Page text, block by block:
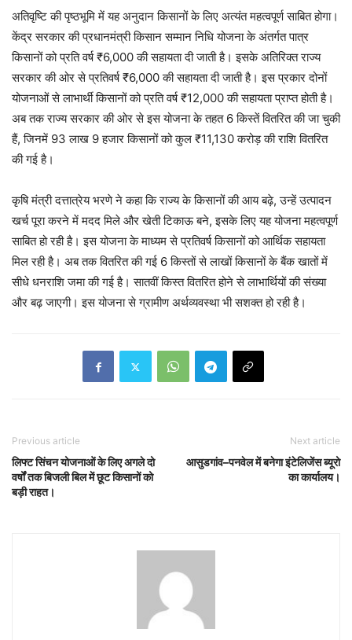
अतिवृष्टि की पृष्ठभूमि में यह अनुदान किसानों के लिए अत्यंत महत्वपूर्ण साबित होगा।
केंद्र सरकार की प्रधानमंत्री किसान सम्मान निधि योजना के अंतर्गत पात्र
किसानों को प्रति वर्ष ₹6,000 की सहायता दी जाती है। इसके अतिरिक्त राज्य
सरकार की ओर से प्रतिवर्ष ₹6,000 की सहायता दी जाती है। इस प्रकार दोनों
योजनाओं से लाभार्थी किसानों को प्रति वर्ष ₹12,000 की सहायता प्राप्त होती है।
अब तक राज्य सरकार की ओर से इस योजना के तहत 6 किस्तें वितरित की जा चुकी
हैं, जिनमें 93 लाख 9 हजार किसानों को कुल ₹11,130 करोड़ की राशि वितरित
की गई है।
कृषि मंत्री दत्तात्रेय भरणे ने कहा कि राज्य के किसानों की आय बढ़े, उन्हें उत्पादन
खर्च पूरा करने में मदद मिले और खेती टिकाऊ बने, इसके लिए यह योजना महत्वपूर्ण
साबित हो रही है। इस योजना के माध्यम से प्रतिवर्ष किसानों को आर्थिक सहायता
मिल रही है। अब तक वितरित की गई 6 किस्तों से लाखों किसानों के बैंक खातों में
सीधे धनराशि जमा की गई है। सातवीं किस्त वितरित होने से लाभार्थियों की संख्या
और बढ़ जाएगी। इस योजना से ग्रामीण अर्थव्यवस्था भी सशक्त हो रही है।
Previous article
लिफ्ट सिंचन योजनाओं के लिए अगले दो
वर्षों तक बिजली बिल में छूट किसानों को
बड़ी राहत।
Next article
आसुडगांव–पनवेल में बनेगा इंटेलिजेंस ब्यूरो
का कार्यालय।